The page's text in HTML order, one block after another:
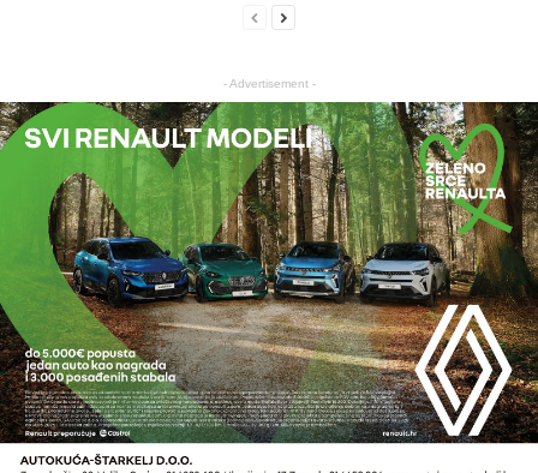
- Advertisement -